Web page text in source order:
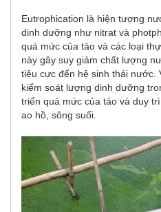
Eutrophication là hiện tượng
dinh dưỡng như nitrat và
quá mức của tảo và các loại
này gây suy giảm chất lượng
tiêu cực đến hệ sinh thái nước.
kiểm soát lượng dinh dưỡng
triển quá mức của tảo và duy
ao hồ, sông suối.